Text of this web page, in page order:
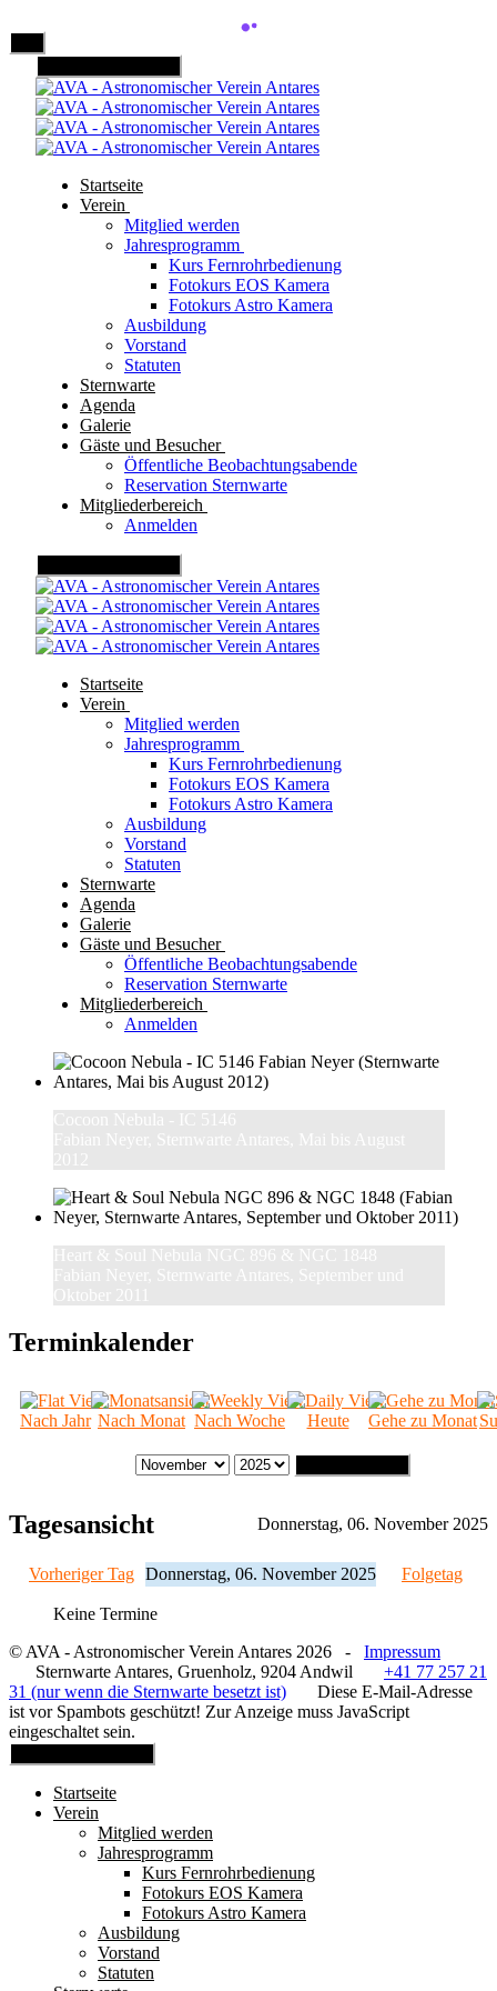
Startseite
Verein
Mitglied werden
Jahresprogramm
Kurs Fernrohrbedienung
Fotokurs EOS Kamera
Fotokurs Astro Kamera
Ausbildung
Vorstand
Statuten
Sternwarte
Agenda
Galerie
Gäste und Besucher
Öffentliche Beobachtungsabende
Reservation Sternwarte
Mitgliederbereich
Anmelden
Startseite
Verein
Mitglied werden
Jahresprogramm
Kurs Fernrohrbedienung
Fotokurs EOS Kamera
Fotokurs Astro Kamera
Ausbildung
Vorstand
Statuten
Sternwarte
Agenda
Galerie
Gäste und Besucher
Öffentliche Beobachtungsabende
Reservation Sternwarte
Mitgliederbereich
Anmelden
Terminkalender
Nach Jahr Nach Monat Nach Woche Heute Gehe zu Monat
Tagesansicht Donnerstag, 06. November 2025
Vorheriger Tag Donnerstag, 06. November 2025 Folgetag
Keine Termine
© AVA - Astronomischer Verein Antares 2026 - Impressum
Sternwarte Antares, Gruenholz, 9204 Andwil
+41 77 257 21
31 (nur wenn die Sternwarte besetzt ist)
Diese E-Mail-Adresse
ist vor Spambots geschützt! Zur Anzeige muss JavaScript
eingeschaltet sein.
Startseite
Verein
Mitglied werden
Jahresprogramm
Kurs Fernrohrbedienung
Fotokurs EOS Kamera
Fotokurs Astro Kamera
Ausbildung
Vorstand
Statuten